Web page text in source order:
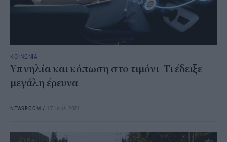
ΚΟΙΝΩΝΙΑ
Υπνηλία και κόπωση στο τιμόνι -Τι έδειξε
μεγάλη έρευνα
NEWSROOM / 17 Ιουλ 2021